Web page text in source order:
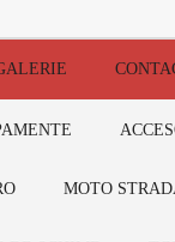
MOTO